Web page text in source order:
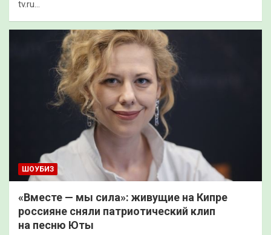
tv.ru…
ШОУБИЗ
«Вместе — мы сила»: живущие на Кипре
россияне сняли патриотический клип
на песню Юты